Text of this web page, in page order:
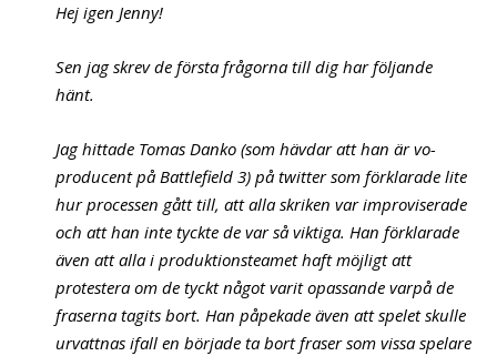
Hej igen Jenny!
Sen jag skrev de första frågorna till dig har följande
hänt.
Jag hittade Tomas Danko (som hävdar att han är vo-
producent på Battlefield 3) på twitter som förklarade lite
hur processen gått till, att alla skriken var improviserade
och att han inte tyckte de var så viktiga. Han förklarade
även att alla i produktionsteamet haft möjligt att
protestera om de tyckt något varit opassande varpå de
fraserna tagits bort. Han påpekade även att spelet skulle
urvattnas ifall en började ta bort fraser som vissa spelare